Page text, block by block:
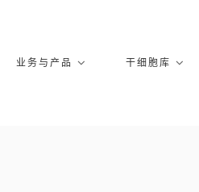
业务与产品 干细胞库